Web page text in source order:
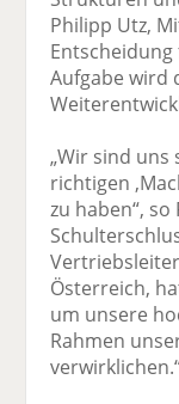
Philipp Utz,
Entscheidung
Aufgabe wird
„Wir sind uns
richtigen
zu haben“,
Österreich,
um unsere
Rahmen